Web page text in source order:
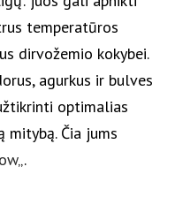
temperatūros
dirvožemio kokybei.
agurkus ir bulves
optimalias
mitybą. Čia jums
„.